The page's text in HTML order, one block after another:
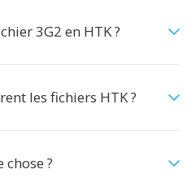
3G2 en HTK ?
les fichiers HTK ?
?